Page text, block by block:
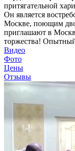
притягательной
Он является
Москве, поющим
приглашают в
торжества!
Видео
Фото
Цены
Отзывы